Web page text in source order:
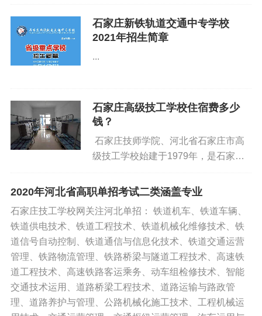
过军训磨炼学生意志，提升团队协作能
力，厚植爱国情怀，从入学之初就帮助
闭在校学习生活，校外人员不得随意进
入，学生也不能擅自离校，最大程度
员，24 小时轮换在...
务人员的指导下进行部分辅助工作的人
员。本职业共设五个等级, 分别为五级/
的护工、卫生员、养老护理员、母婴护
理员上岗必备证书，招办电话0311-
88998828 13028693144同微信报考流
程了解考试信息：考生需要了解医疗护
时间、考试地点等基本信息。这些信息
可以联系我校老师获取。报名：在了解
考试信息后，考生...
石家庄新铁轨道交通中专学校
2021年招生简章
...
石家庄高级技工学校住宿费多少
钱？
石家庄技师学院、河北省石家庄市高
级技工学校始建于1979年，是石家庄
校，2019年11月，经市委研究，学校
年努力，学校先后成为国家改革发展示
范学校、国家级机电技术专业实训基
地、国家级高技能人才培训基地，是一
所以培养中、高级技工和技师等高技能
人才为主，兼顾技能鉴定、就业创业培
训、在职职工技能培训等为一体的国家
级重点技工院校。2010年以来，先后
2020年河北省高职单招考试二类涵盖专业
石家庄技工学校网关注河北单招： 铁道机车、铁道车辆、
铁道供电技术、铁道工程技术、铁道机械化维修技术、铁
道信号自动控制、铁道通信与信息化技术、铁道交通运营
管理、铁路物流管理、铁路桥梁与隧道工程技术、高速铁
道工程技术、高速铁路客运乘务、动车组检修技术、智能
交通技术运用、道路桥梁工程技术、道路运输与路政管
理、道路养护与管理、公路机械化施工技术、工程机械运